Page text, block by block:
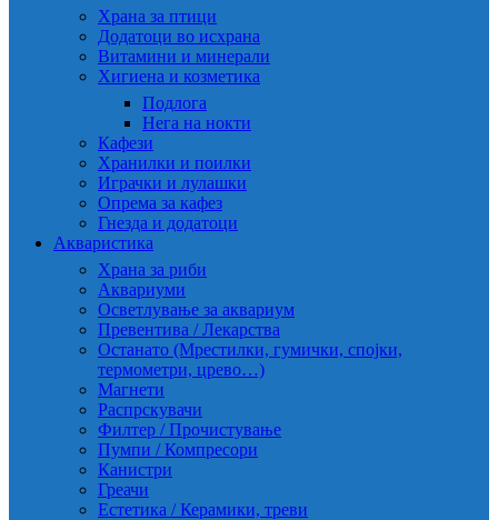
Храна за птици
Додатоци во исхрана
Витамини и минерали
Хигиена и козметика
Подлога
Нега на нокти
Кафези
Хранилки и поилки
Играчки и лулашки
Опрема за кафез
Гнезда и додатоци
Акваристика
Храна за риби
Аквариуми
Осветлување за аквариум
Превентива / Лекарства
Останато (Мрестилки, гумички, спојки,
термометри, црево…)
Магнети
Распрскувачи
Филтер / Прочистување
Пумпи / Компресори
Канистри
Греачи
Естетика / Керамики, треви